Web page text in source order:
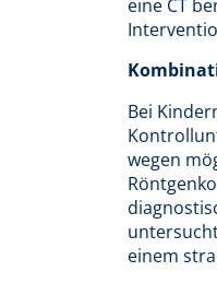
eine CT
Bei
wegen
einem